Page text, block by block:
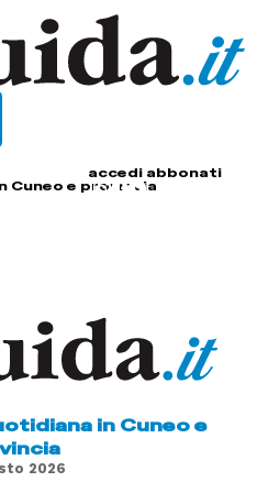
accedi abbonati
Cuneo e provincia
in Cuneo e
2026